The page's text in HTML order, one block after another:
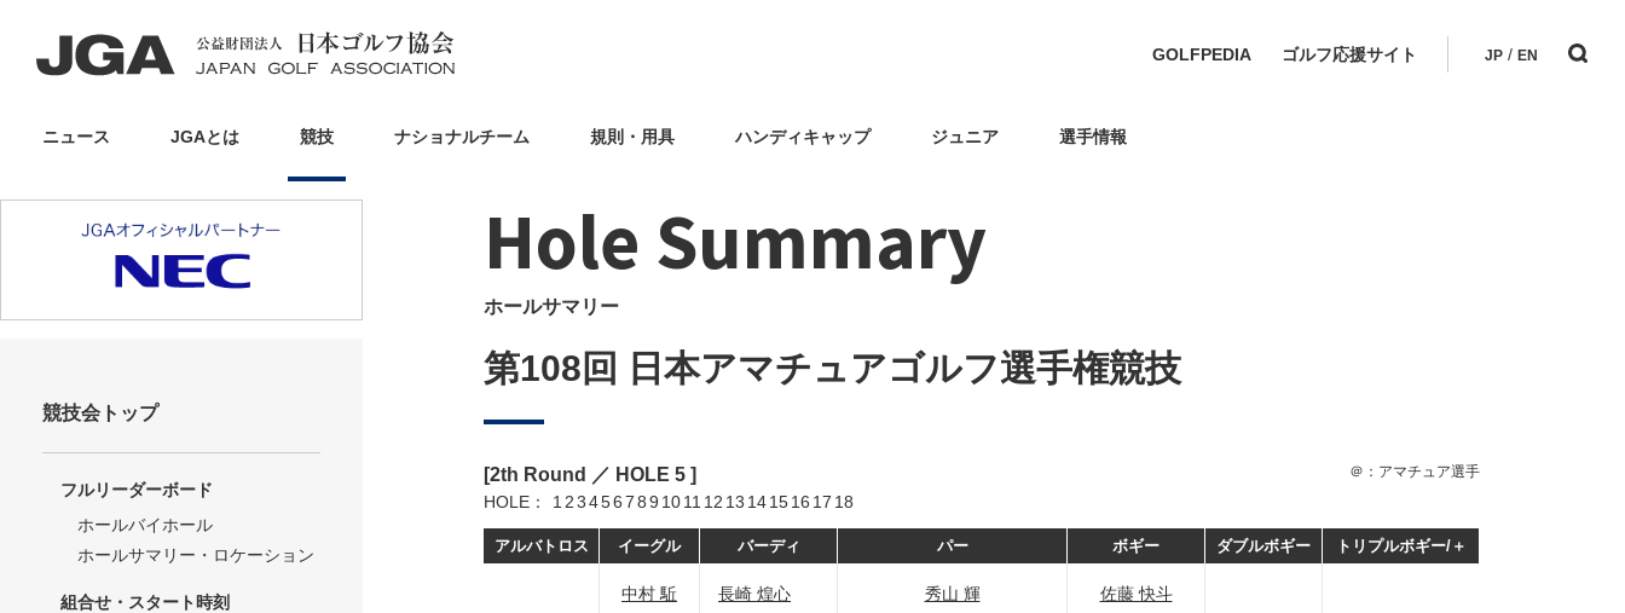
GOLFPEDIA ゴルフ応援サイト JP / EN
ニュース JGAとは 競技 ナショナルチーム 規則・用具 ハンディキャップ ジュニア 選手情報
Hole Summary
ホールサマリー
第108回 日本アマチュアゴルフ選手権競技
[2th Round ／ HOLE 5 ]
HOLE 1 23456789 1011 12 13 141516 17 18
＠：アマチュア選手
アルバトロス イーグル バーディ パー ボギー ダブルボギー トリプルボギー/＋
中村 駈 長崎 煌心 秀山 輝 佐藤 快斗
競技会トップ
フルリーダーボード
ホールバイホール
ホールサマリー・ロケーション
組合せ・スタート時刻